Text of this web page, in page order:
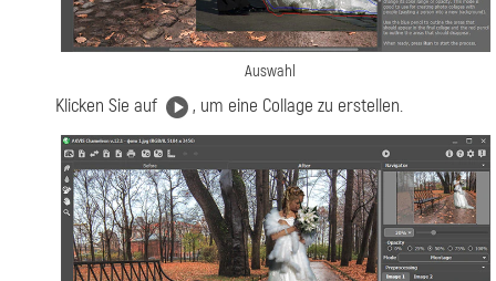
Auswahl
Klicken Sie auf , um eine Collage zu erstellen.